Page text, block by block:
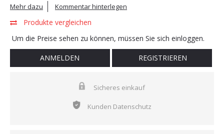
Mehr dazu Kommentar hinterlegen
Produkte vergleichen
Um die Preise sehen zu können, müssen Sie sich einloggen.
ANMELDEN REGISTRIEREN
Sicheres einkauf
Kunden Datenschutz